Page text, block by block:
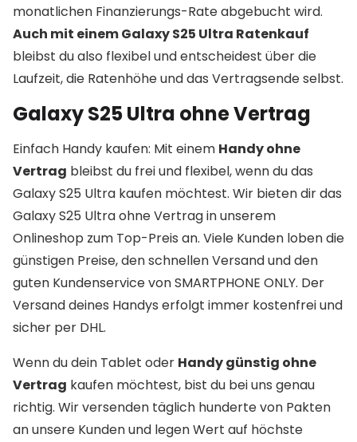
monatlichen Finanzierungs-Rate abgebucht wird.
Auch mit einem Galaxy S25 Ultra Ratenkauf
bleibst du also flexibel und entscheidest über die
Laufzeit, die Ratenhöhe und das Vertragsende selbst.
Galaxy S25 Ultra ohne Vertrag
Einfach Handy kaufen: Mit einem Handy ohne
Vertrag bleibst du frei und flexibel, wenn du das
Galaxy S25 Ultra kaufen möchtest. Wir bieten dir das
Galaxy S25 Ultra ohne Vertrag in unserem
Onlineshop zum Top-Preis an. Viele Kunden loben die
günstigen Preise, den schnellen Versand und den
guten Kundenservice von SMARTPHONE ONLY. Der
Versand deines Handys erfolgt immer kostenfrei und
sicher per DHL.
Wenn du dein Tablet oder Handy günstig ohne
Vertrag kaufen möchtest, bist du bei uns genau
richtig. Wir versenden täglich hunderte von Pakten
an unsere Kunden und legen Wert auf höchste